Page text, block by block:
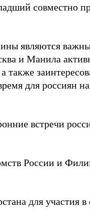
совместно
являются
и Манила
также
для россиян
встречи
России и
для участия